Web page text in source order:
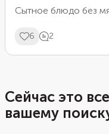
Сытное блюдо без
6 2
Сейчас это
вашему